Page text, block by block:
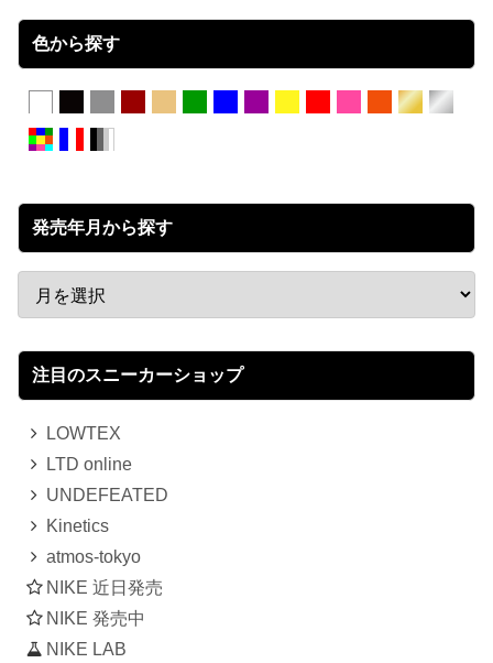
色から探す
発売年月から探す
注目のスニーカーショップ
LOWTEX
LTD online
UNDEFEATED
Kinetics
atmos-tokyo
NIKE 近日発売
NIKE 発売中
NIKE LAB